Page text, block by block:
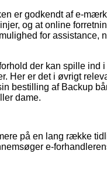
er godkendt af e-
og at online
for assistance,
der kan spille ind
Her er det i øvrigt
bestilling af Backup
dame.
på en lang række
e-